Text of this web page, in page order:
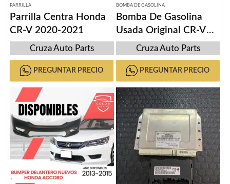
PARRILLA
Parrilla Centra Honda
CR-V 2020-2021
Cruza Auto Parts
PREGUNTAR PRECIO
BOMBA DE GASOLINA
Bomba De Gasolina
Usada Original CR-V
2012-2016
Cruza Auto Parts
PREGUNTAR PRECIO